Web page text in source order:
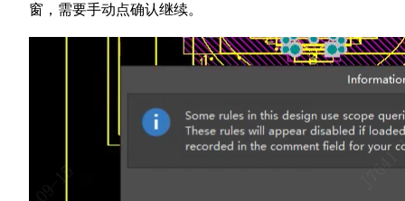
窗，需要手动点确认继续。